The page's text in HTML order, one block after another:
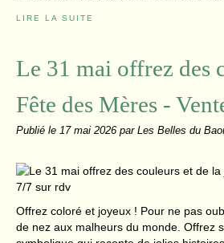
LIRE LA SUITE
Le 31 mai offrez des
Fête des Mères -
Publié le 17 mai 2026 par Les Belles du
Offrez coloré et joyeux ! Pour ne pas
de nez aux malheurs du monde. Offrez